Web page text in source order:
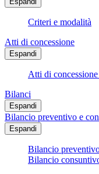
Criteri e modalità
Atti di concessione
Espandi
Atti di
Bilanci
Espandi
Bilancio preventivo e
Espandi
Bilancio
Bilancio